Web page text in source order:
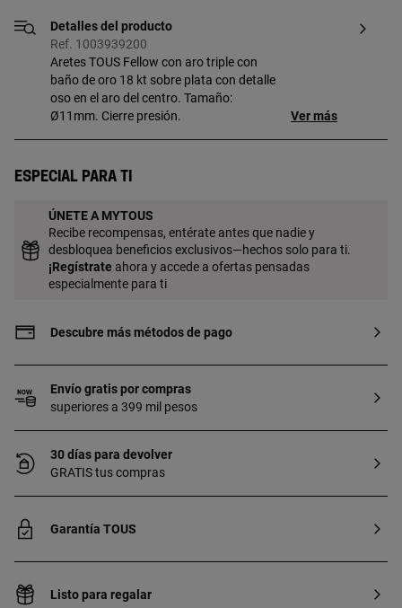
Detalles del producto
Ref. 1003939200
Aretes TOUS Fellow con aro triple con
baño de oro 18 kt sobre plata con detalle
oso en el aro del centro. Tamaño:
Ø11mm. Cierre presión.
Ver más
Especial para ti
ÚNETE A MYTOUS
Recibe recompensas, entérate antes que nadie y
desbloquea beneficios exclusivos—hechos solo para ti.
¡Regístrate ahora y accede a ofertas pensadas
especialmente para ti
Descubre más métodos de pago
Envío gratis por compras
superiores a 399 mil pesos
30 días para devolver
GRATIS tus compras
Garantía TOUS
Listo para regalar